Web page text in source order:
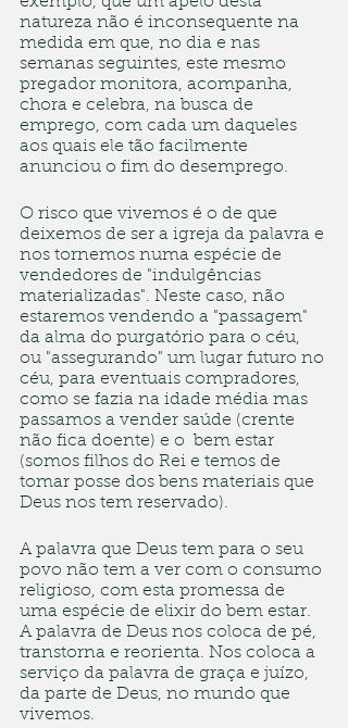
natureza não é inconsequente na
medida em que, no dia e nas
semanas seguintes, este mesmo
pregador monitora, acompanha,
chora e celebra, na busca de
emprego, com cada um daqueles
aos quais ele tão facilmente
anunciou o fim do desemprego.
O risco que vivemos é o de que
deixemos de ser a igreja da palavra e
nos tornemos numa espécie de
vendedores de "indulgências
materializadas". Neste caso, não
estaremos vendendo a "passagem"
da alma do purgatório para o céu,
ou "assegurando" um lugar futuro no
céu, para eventuais compradores,
como se fazia na idade média mas
passamos a vender saúde (crente
não fica doente) e o  bem estar
(somos filhos do Rei e temos de
tomar posse dos bens materiais que
Deus nos tem reservado).
A palavra que Deus tem para o seu
povo não tem a ver com o consumo
religioso, com esta promessa de
uma espécie de elixir do bem estar.
A palavra de Deus nos coloca de pé,
transtorna e reorienta. Nos coloca a
serviço da palavra de graça e juízo,
da parte de Deus, no mundo que
vivemos.